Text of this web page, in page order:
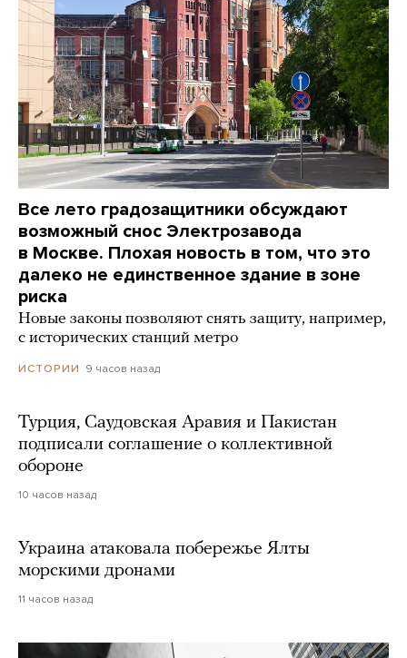
Все лето градозащитники обсуждают
возможный снос Электрозавода
в Москве. Плохая новость в том, что это
далеко не единственное здание в зоне
риска
Новые законы позволяют снять защиту, например,
с исторических станций метро
ИСТОРИИ 9 часов назад
Турция, Саудовская Аравия и Пакистан
подписали соглашение о коллективной
обороне
10 часов назад
Украина атаковала побережье Ялты
морскими дронами
11 часов назад